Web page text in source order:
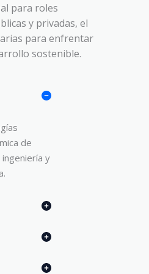
para roles
y privadas, el
para enfrentar
sostenible.
de
y